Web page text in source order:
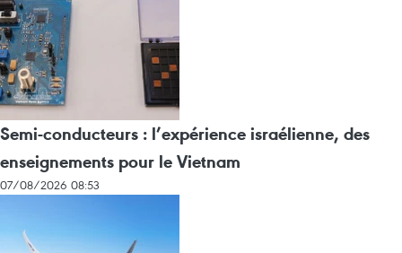
Semi-conducteurs : l’expérience israélienne, des
enseignements pour le Vietnam
07/08/2026 08:53